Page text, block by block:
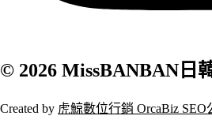
© 2026 MissBANBAN日
Created by 虎鯨數位行銷 OrcaBiz SEO